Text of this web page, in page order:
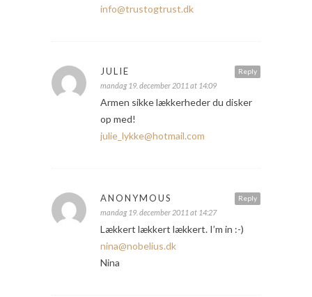
info@trustogtrust.dk
Reply
JULIE
mandag 19. december 2011 at 14:09
Armen sikke lækkerheder du disker
op med!
julie_lykke@hotmail.com
Reply
ANONYMOUS
mandag 19. december 2011 at 14:27
Lækkert lækkert lækkert. I’m in :-)
nina@nobelius.dk
Nina